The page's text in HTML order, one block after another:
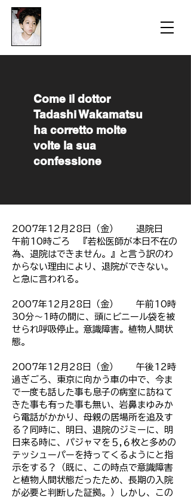
​Come il dottor
Tadashi Wakamatsu
ha corretto molte
volte la sua
confessione
2007年12月28日（金） 退院日
午前10時ごろ 『若松医師が本日不在の
為、退院はできません。』と言う訳のわ
からない理由により、退院ができない。
と急に言われる。
2007年12月28日（金） 午前10時
30分～1時の間に、頭にビニール袋を被
せられ呼吸停止。意識障害。植物人間状
態。
2007年12月28日（金） 午後12時
過ぎごろ、東京に向かう車の中で、今ま
で一度も話した事も息子の病室に訪ねて
きた事も有った事も無い、岩鼻まゆみか
ら電話がかかり、母親の居場所を追及す
る？同時に、明日、退院のジミーに、明
日来る時に、パジャマを５,６枚と多めの
テッシューパーを持ってくるようにと指
示をする？（既に、この時点で意識障害
と植物人間状態だったため、長期の入院
が必要と判断した証拠。）しかし、この